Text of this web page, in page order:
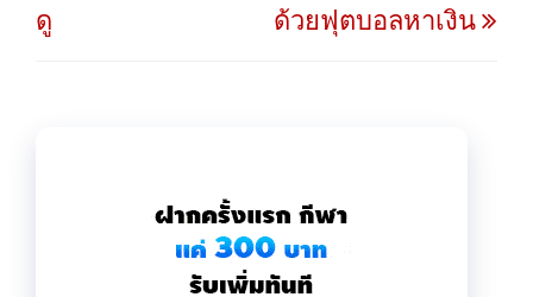
ดู
ด้วยฟุตบอลหาเงิน